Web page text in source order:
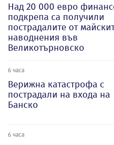
Над 20 000 евро
подкрепа са получили
пострадалите от
наводнения във
Великотърновско
6 часа
Верижна катастрофа с
пострадали на входа на
Банско
6 часа